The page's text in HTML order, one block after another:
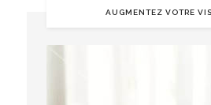
AUGMENTEZ VOTRE